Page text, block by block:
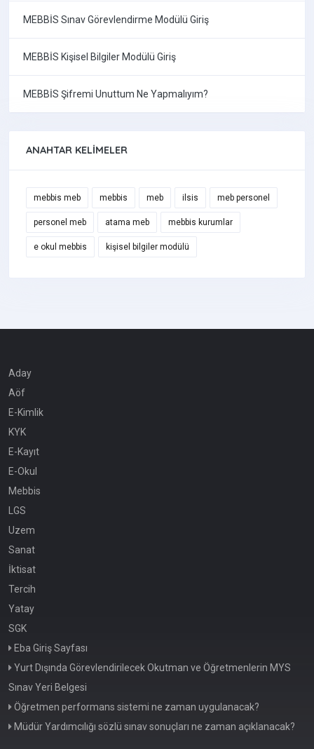
MEBBİS Sınav Görevlendirme Modülü Giriş
MEBBİS Kişisel Bilgiler Modülü Giriş
MEBBİS Şifremi Unuttum Ne Yapmalıyım?
ANAHTAR KELIMELER
mebbis meb mebbis meb ilsis meb personel
personel meb atama meb mebbis kurumlar
e okul mebbis kişisel bilgiler modülü
Aday
Aöf
E-Kimlik
KYK
E-Kayıt
E-Okul
Mebbis
LGS
Uzem
Sanat
İktisat
Tercih
Yatay
SGK
Eba Giriş Sayfası
Yurt Dışında Görevlendirilecek Okutman ve Öğretmenlerin MYS
Sınav Yeri Belgesi
Öğretmen performans sistemi ne zaman uygulanacak?
Müdür Yardımcılığı sözlü sınav sonuçları ne zaman açıklanacak?